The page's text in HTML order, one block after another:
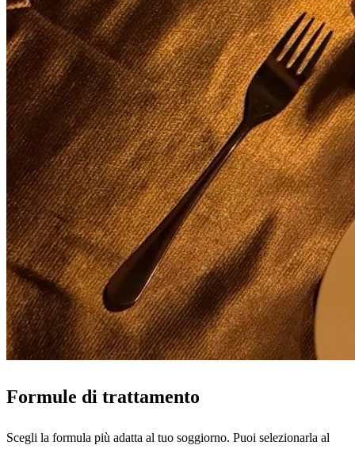
Formule di trattamento
Scegli la formula più adatta al tuo soggiorno. Puoi selezionarla al